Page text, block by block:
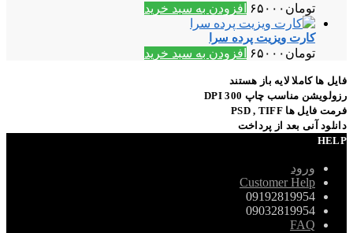
تومان ۶۵۰۰۰ افزودن به سبد خرید
کارت ویزیت پرده سرا
تومان ۶۵۰۰۰ افزودن به سبد خرید
فایل ها کاملا لایه باز هستند
رزولویشن مناسب چاپ 300 DPI
فرمت فایل ها PSD , TIFF
دانلود آنی بعد از پرداخت
HELP
ورود
Customer Help
09192819954
09032819954
FAQ